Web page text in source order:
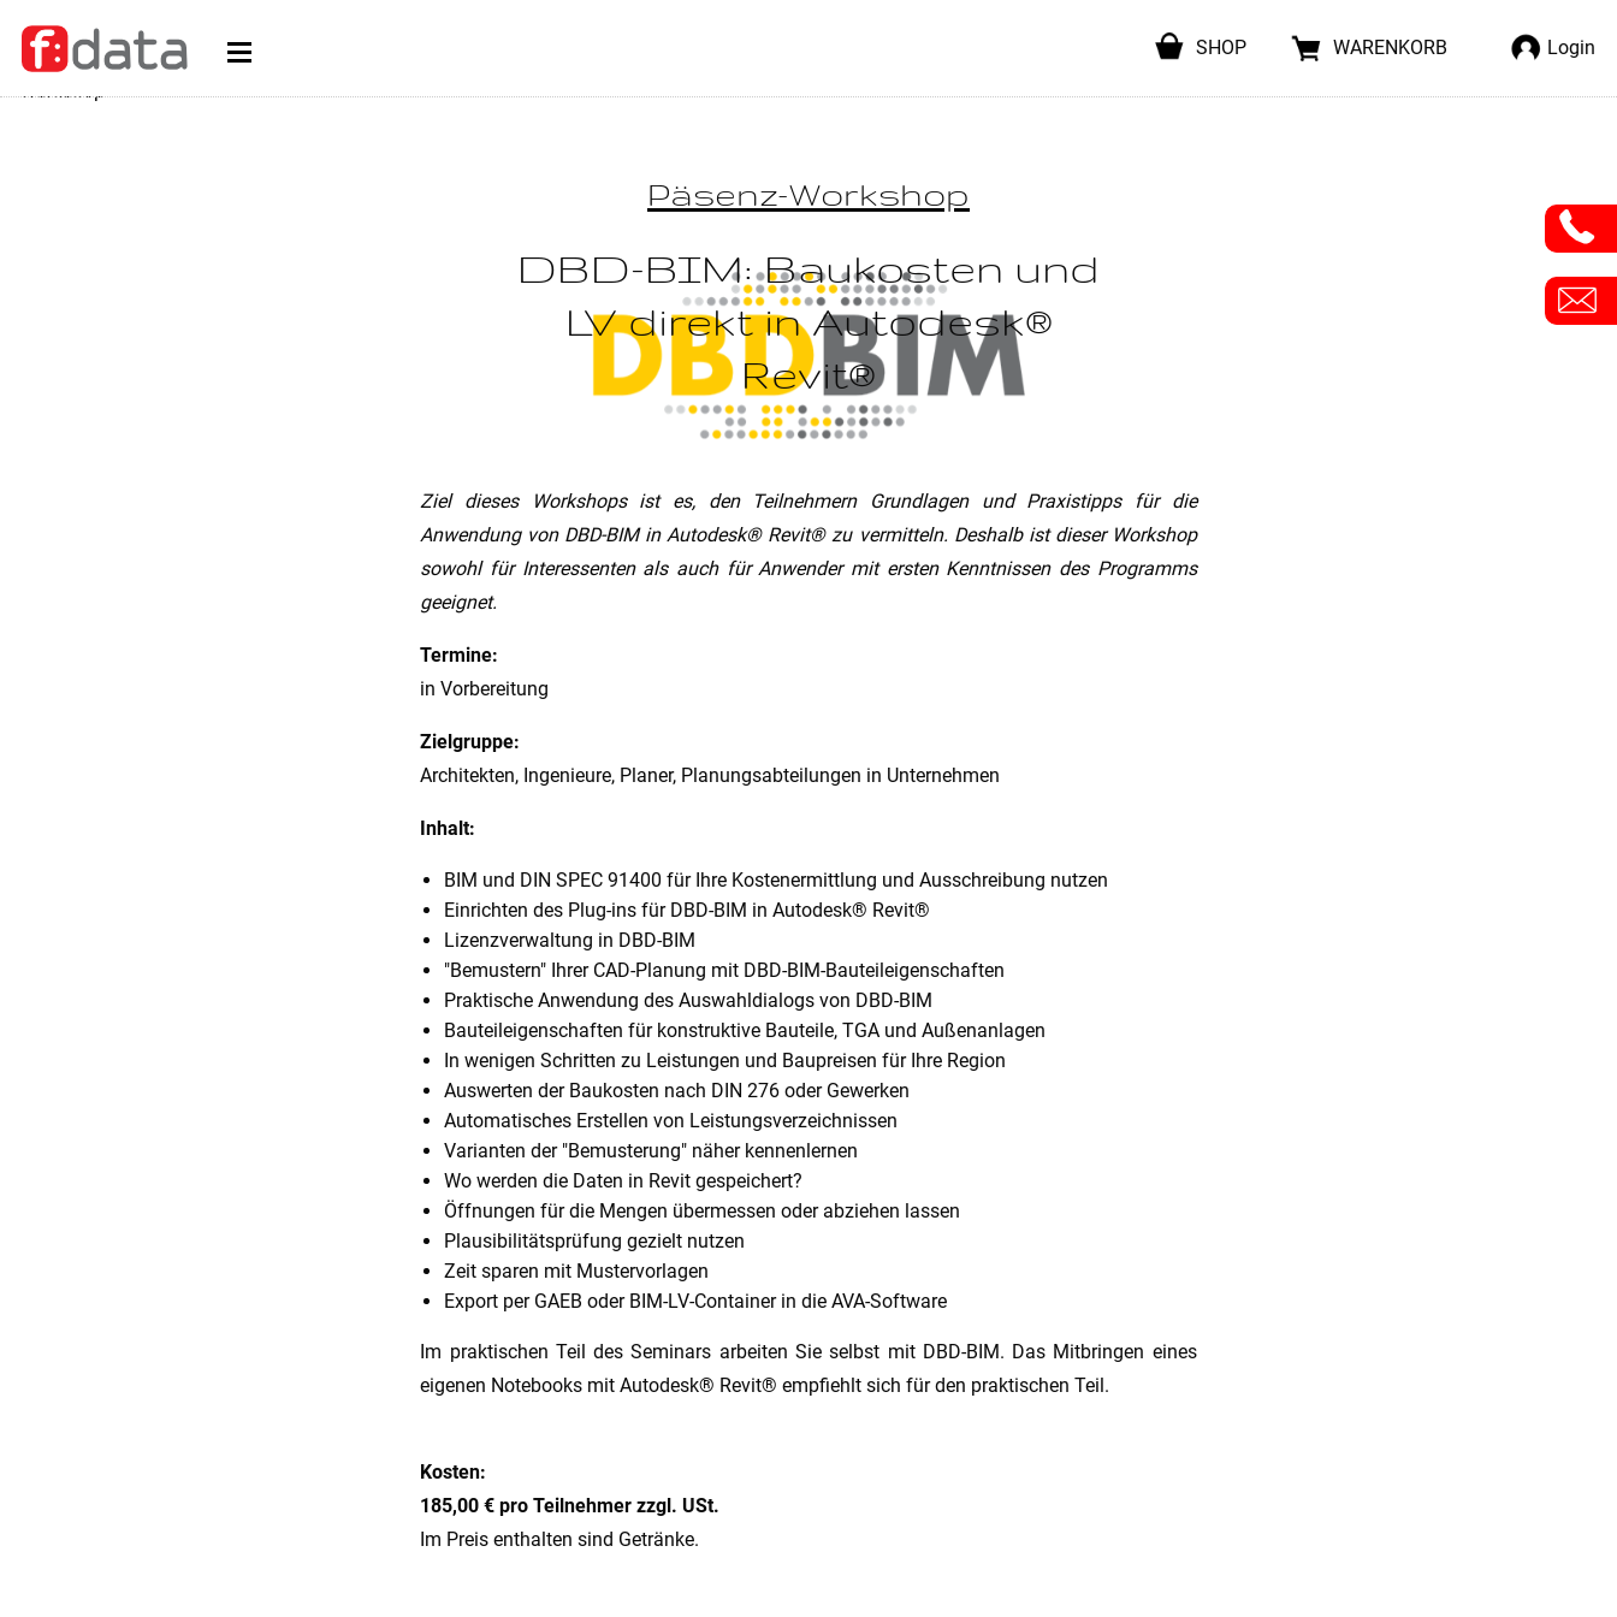
SHOP WARENKORB Login
Päsenz-Workshop
DBD-BIM: Baukosten und
LV direkt in Autodesk®
Revit®
Ziel dieses Workshops ist es, den Teilnehmern Grundlagen und Praxistipps für die
Anwendung von DBD-BIM in Autodesk® Revit® zu vermitteln. Deshalb ist dieser Workshop
sowohl für Interessenten als auch für Anwender mit ersten Kenntnissen des Programms
geeignet.
Termine:
in Vorbereitung
Zielgruppe:
Architekten, Ingenieure, Planer, Planungsabteilungen in Unternehmen
Inhalt:
BIM und DIN SPEC 91400 für Ihre Kostenermittlung und Ausschreibung nutzen
Einrichten des Plug-ins für DBD-BIM in Autodesk® Revit®
Lizenzverwaltung in DBD-BIM
"Bemustern" Ihrer CAD-Planung mit DBD-BIM-Bauteileigenschaften
Praktische Anwendung des Auswahldialogs von DBD-BIM
Bauteileigenschaften für konstruktive Bauteile, TGA und Außenanlagen
In wenigen Schritten zu Leistungen und Baupreisen für Ihre Region
Auswerten der Baukosten nach DIN 276 oder Gewerken
Automatisches Erstellen von Leistungsverzeichnissen
Varianten der "Bemusterung" näher kennenlernen
Wo werden die Daten in Revit gespeichert?
Öffnungen für die Mengen übermessen oder abziehen lassen
Plausibilitätsprüfung gezielt nutzen
Zeit sparen mit Mustervorlagen
Export per GAEB oder BIM-LV-Container in die AVA-Software
Im praktischen Teil des Seminars arbeiten Sie selbst mit DBD-BIM. Das Mitbringen eines
eigenen Notebooks mit Autodesk® Revit® empfiehlt sich für den praktischen Teil.
Kosten:
185,00 € pro Teilnehmer zzgl. USt.
Im Preis enthalten sind Getränke.